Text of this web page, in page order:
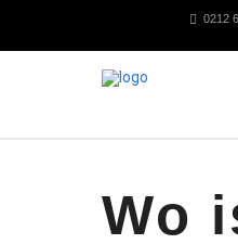
0212
Wo